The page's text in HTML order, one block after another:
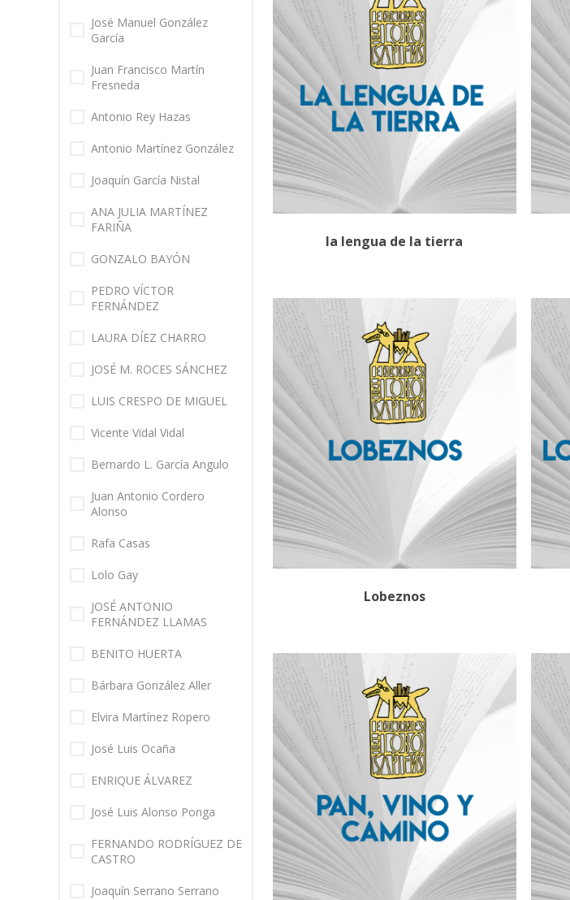
la lengua de la tierra
Lobeznos
José Manuel González
García
Juan Francisco Martín
Fresneda
Antonio Rey Hazas
Antonio Martínez González
Joaquín García Nistal
ANA JULIA MARTÍNEZ
FARIÑA
GONZALO BAYÓN
PEDRO VÍCTOR
FERNÁNDEZ
LAURA DÍEZ CHARRO
JOSÉ M. ROCES SÁNCHEZ
LUIS CRESPO DE MIGUEL
Vicente Vidal Vidal
Bernardo L. García Angulo
Juan Antonio Cordero
Alonso
Rafa Casas
Lolo Gay
JOSÉ ANTONIO
FERNÁNDEZ LLAMAS
BENITO HUERTA
Bárbara González Aller
Elvira Martínez Ropero
José Luis Ocaña
ENRIQUE ÁLVAREZ
José Luis Alonso Ponga
FERNANDO RODRÍGUEZ DE
CASTRO
Joaquín Serrano Serrano